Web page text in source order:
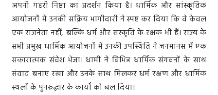
अपनी गहरी निष्ठा का प्रदर्शन किया है। धार्मिक और सांस्कृतिक
आयोजनों में उनकी सक्रिय भागीदारी ने स्पष्ट कर दिया कि वे केवल
एक राजनेता नहीं, बल्कि धर्म और संस्कृति के रक्षक भी हैं। राज्य के
सभी प्रमुख धार्मिक आयोजनों में उनकी उपस्थिति ने जनमानस में एक
सकारात्मक संदेश भेजा। धामी ने विभिन्न धार्मिक संगठनों के साथ
संवाद बनाए रखा और उनके साथ मिलकर धर्म रक्षण और धार्मिक
स्थलों के पुनरुद्धार के कार्यों को बल दिया।